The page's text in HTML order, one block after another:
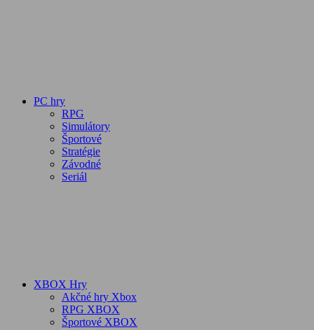
PC hry
RPG
Simulátory
Športové
Stratégie
Závodné
Seriál
XBOX Hry
Akčné hry Xbox
RPG XBOX
Športové XBOX